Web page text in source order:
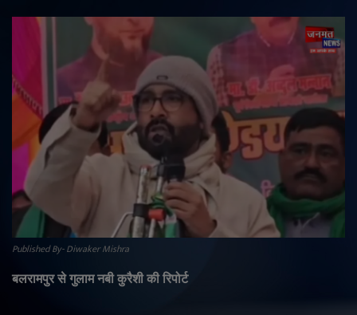
खेल
मनोरंजन
अपराध
ज्योतिष
वीडियो
व्यापार
Published By- Diwaker Mishra
बलरामपुर से गुलाम नबी कुरैशी की रिपोर्ट